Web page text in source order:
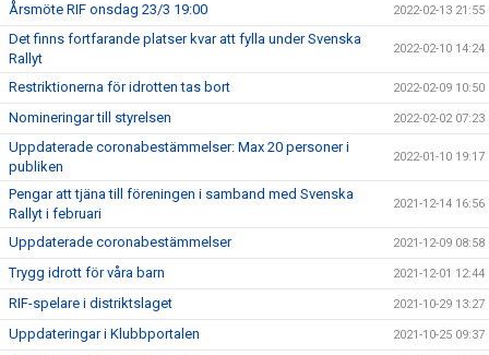
Årsmöte RIF onsdag 23/3 19:00 2022-02-13 21:55
Det finns fortfarande platser kvar att fylla under Svenska
Rallyt
2022-02-10 14:24
Restriktionerna för idrotten tas bort 2022-02-09 10:50
Nomineringar till styrelsen 2022-02-02 07:23
Uppdaterade coronabestämmelser: Max 20 personer i
publiken
2022-01-10 19:17
Pengar att tjäna till föreningen i samband med Svenska
Rallyt i februari
2021-12-14 16:56
Uppdaterade coronabestämmelser 2021-12-09 08:58
Trygg idrott för våra barn 2021-12-01 12:44
RIF-spelare i distriktslaget 2021-10-29 13:27
Uppdateringar i Klubbportalen 2021-10-25 09:37